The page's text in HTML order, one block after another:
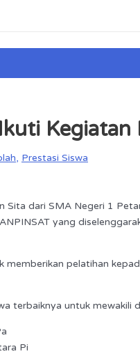
, Prestasi Siswa
Sita dari SMA Negeri 1
yang
pelatihan
terbaiknya untuk mewakili
Pi